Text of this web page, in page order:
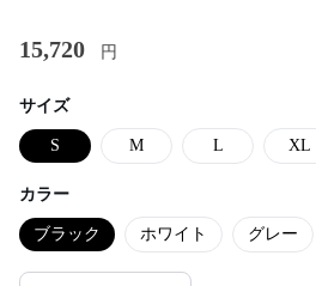
15,720 円
サイズ
S M L XL
カラー
ブラック ホワイト グレー